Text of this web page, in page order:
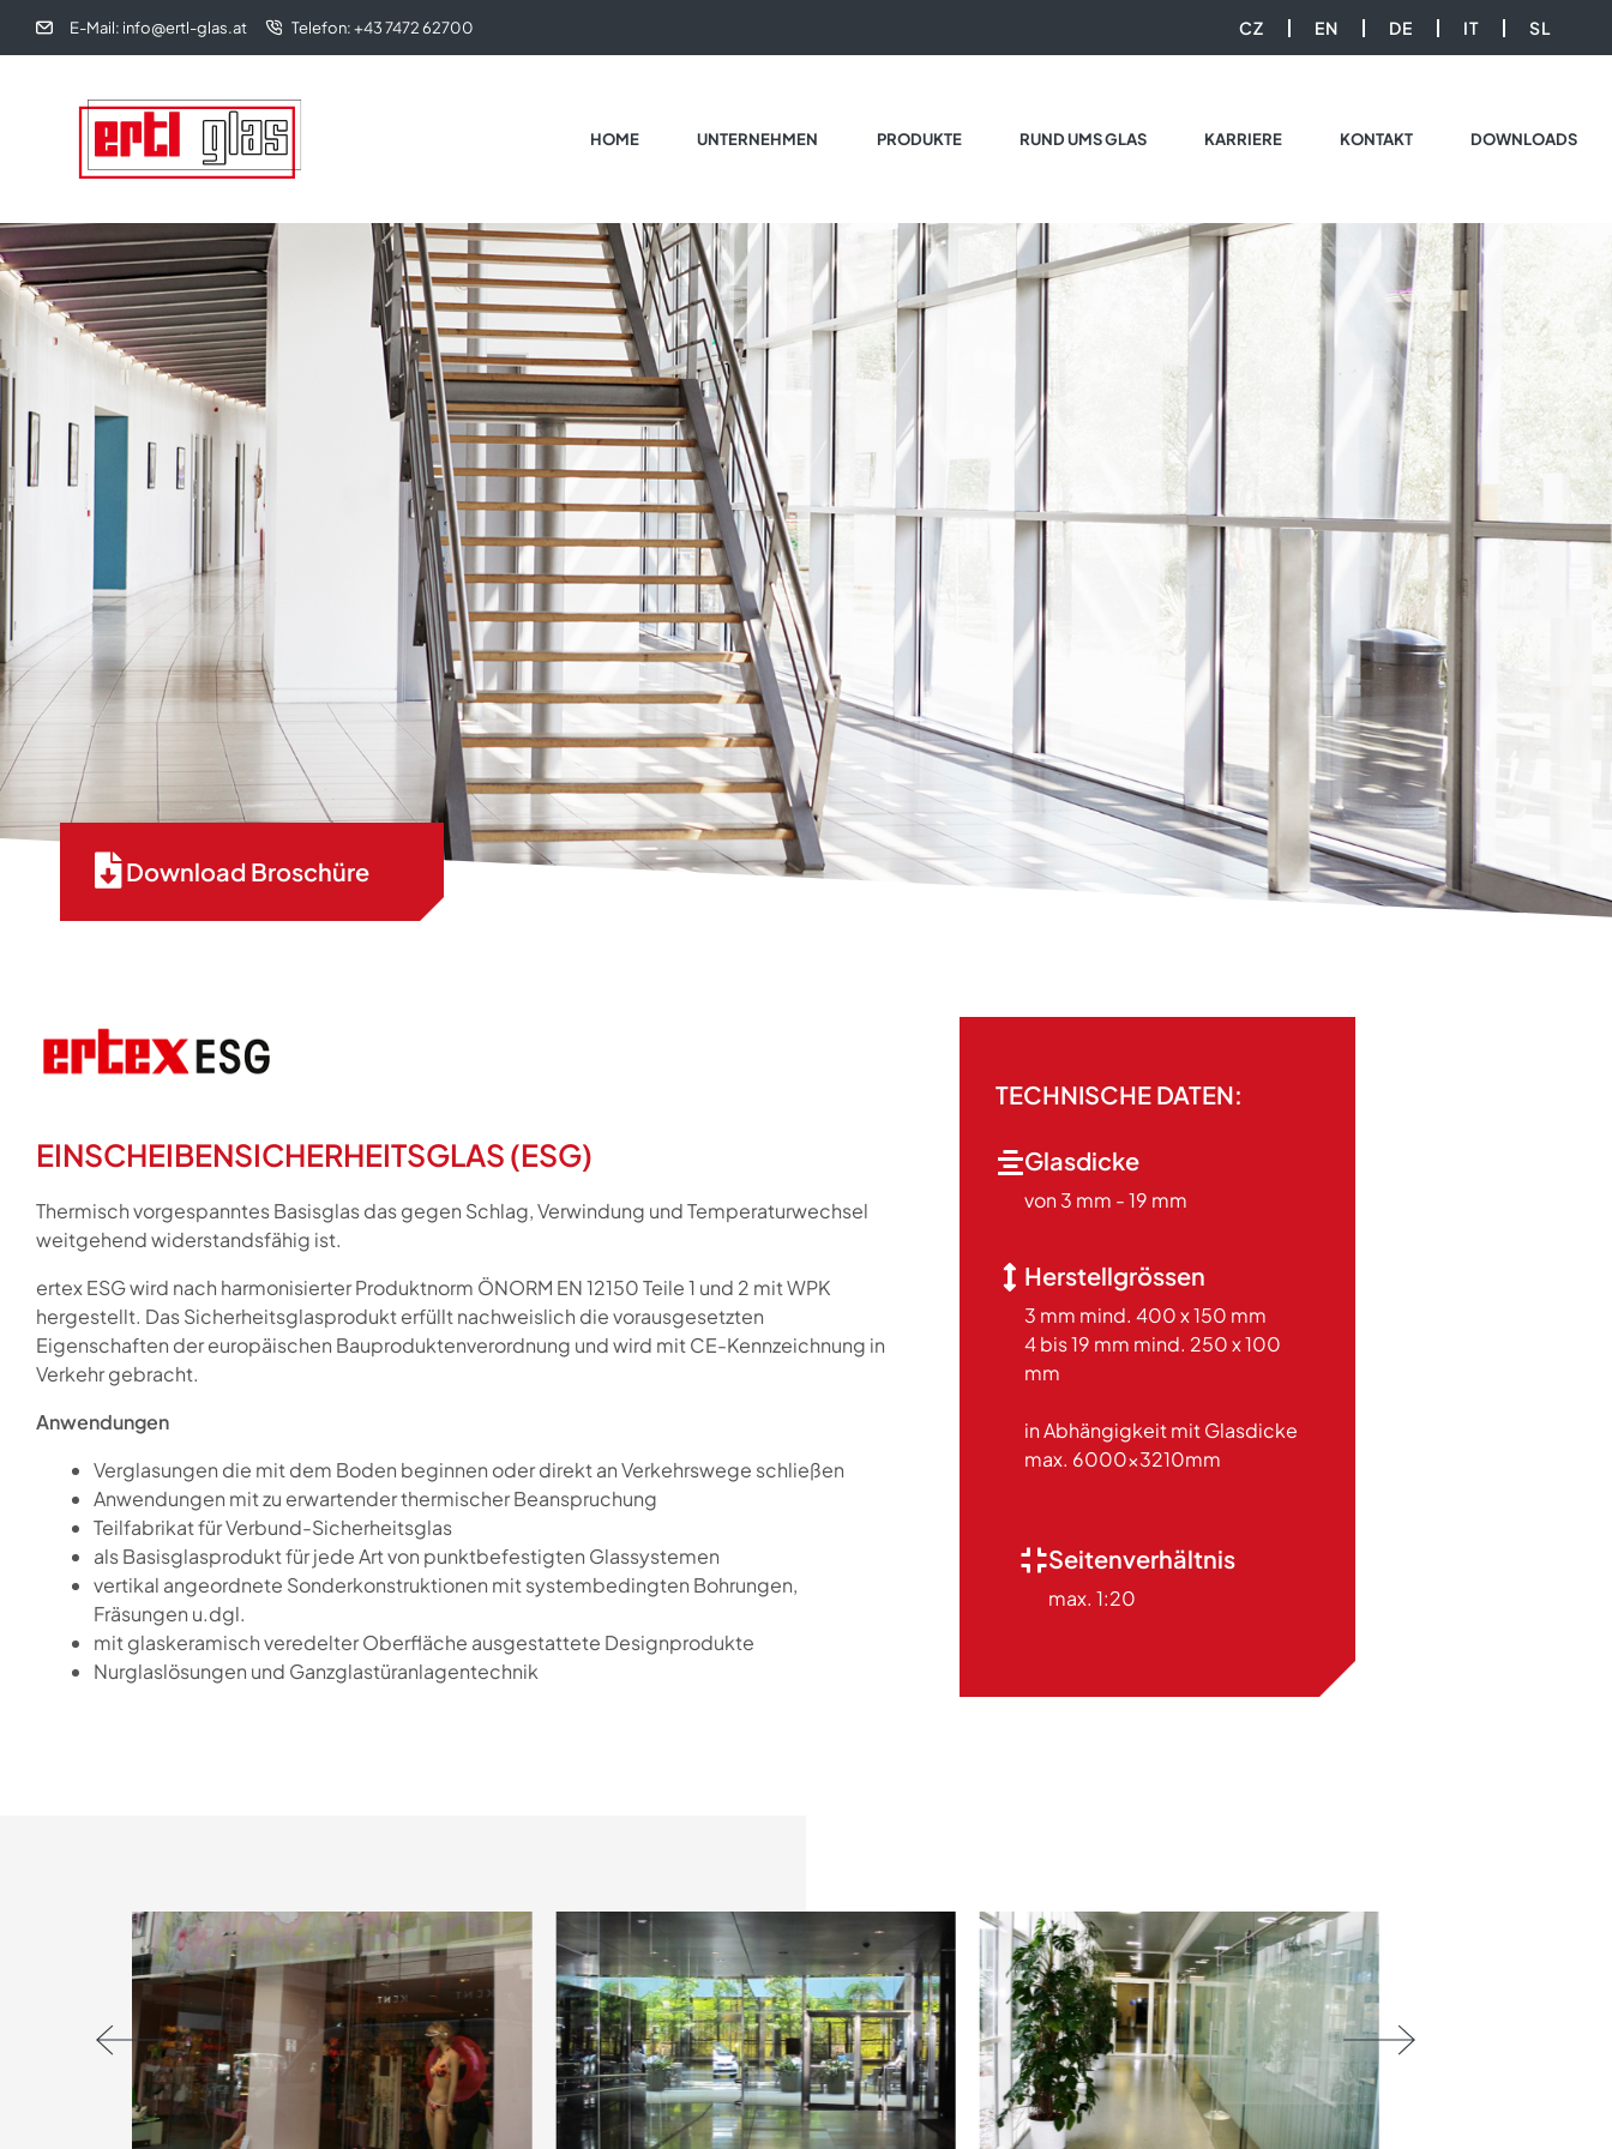
E-Mail: info@ertl-glas.at Telefon: +43 7472 62700 CZ EN DE IT SL
HOME UNTERNEHMEN PRODUKTE RUND UMS GLAS KARRIERE KONTAKT DOWNLOADS
Download Broschüre
EINSCHEIBENSICHERHEITSGLAS (ESG)
Thermisch vorgespanntes Basisglas das gegen Schlag, Verwindung und Temperaturwechsel
weitgehend widerstandsfähig ist.
ertex ESG wird nach harmonisierter Produktnorm ÖNORM EN 12150 Teile 1 und 2 mit WPK
hergestellt. Das Sicherheitsglasprodukt erfüllt nachweislich die vorausgesetzten
Eigenschaften der europäischen Bauproduktenverordnung und wird mit CE-Kennzeichnung in
Verkehr gebracht.
Anwendungen
Verglasungen die mit dem Boden beginnen oder direkt an Verkehrswege schließen
Anwendungen mit zu erwartender thermischer Beanspruchung
Teilfabrikat für Verbund-Sicherheitsglas
als Basisglasprodukt für jede Art von punktbefestigten Glassystemen
vertikal angeordnete Sonderkonstruktionen mit systembedingten Bohrungen,
Fräsungen u.dgl.
mit glaskeramisch veredelter Oberfläche ausgestattete Designprodukte
Nurglaslösungen und Ganzglastüranlagentechnik
TECHNISCHE DATEN:
Glasdicke
von 3 mm - 19 mm
Herstellgrössen
3 mm mind. 400 x 150 mm
4 bis 19 mm mind. 250 x 100
mm
in Abhängigkeit mit Glasdicke
max. 6000x3210mm
Seitenverhältnis
max. 1:20